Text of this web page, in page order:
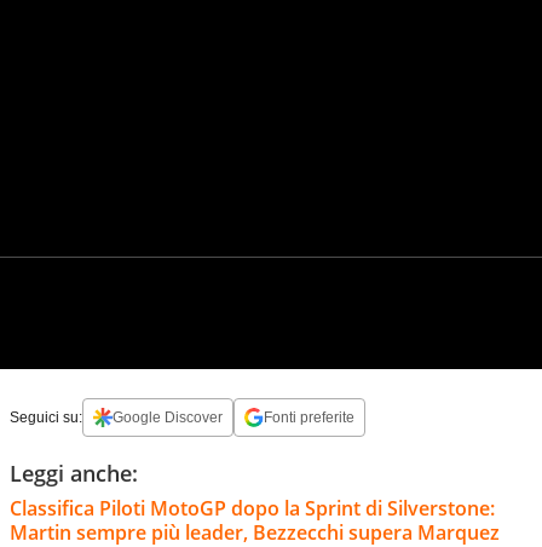
Seguici su: Google Discover Fonti preferite
Leggi anche:
Classifica Piloti MotoGP dopo la Sprint di Silverstone:
Martin sempre più leader, Bezzecchi supera Marquez